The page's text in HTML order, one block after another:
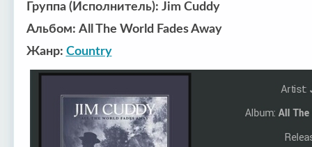
Группа (Исполнитель): Jim Cuddy
Альбом: All The World Fades Away
Жанр: Country